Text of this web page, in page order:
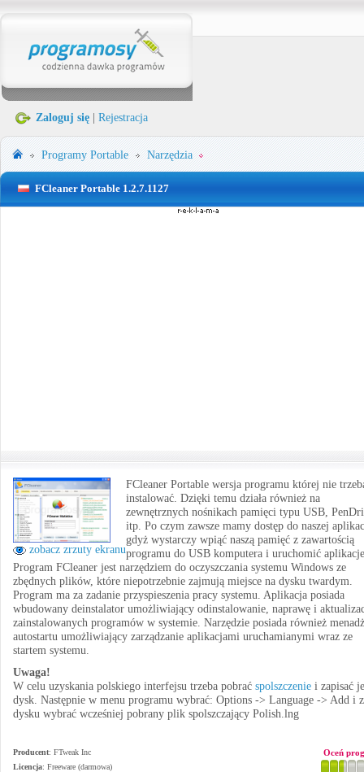
Zaloguj się Rejestracja
Programy Portable Narzędzia
FCleaner Portable 1.2.7.1127
zobacz zrzuty ekranu
FCleaner Portable wersja programu której nie
instalować. Dzięki temu działa również na
zewnętrznych nośnikach pamięci typu USB,
itp. Po czym zawsze mamy dostęp do naszej
gdyż wystarczy wpiąć naszą pamięć z zawartością
programu do USB komputera i uruchomić
Program FCleaner jest narzędziem do oczyszczania systemu Windows ze
zbędnych plików, które niepotrzebnie zajmują miejsce na dysku twardym.
Program ma za zadanie przyspieszenia pracy systemu. Aplikacja posiada
wbudowany deinstalator umożliwiający odinstalowanie, naprawę i
zainstalowanych programów w systemie. Narzędzie posiada również
autostartu umożliwiający zarządzanie aplikacjami uruchamianymi wraz ze
startem systemu.
Uwaga!
W celu uzyskania polskiego interfejsu trzeba pobrać spolszczenie i zapisać
dysk. Następnie w menu programu wybrać: Options -> Language -> Add i z
dysku wybrać wcześniej pobrany plik spolszczający Polish.lng
Producent: FTweak Inc
Licencja: Freeware (darmowa)
Oceń